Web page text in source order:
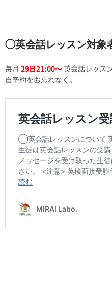
◯英会話レッスン対象
毎月 29日21:00〜英会話レッス
自予約をお忘れなく。